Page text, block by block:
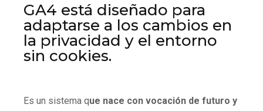
GA4 está diseñado para
adaptarse a los cambios en
la privacidad y el entorno
sin cookies.
Es un sistema que nace con vocación de futuro y